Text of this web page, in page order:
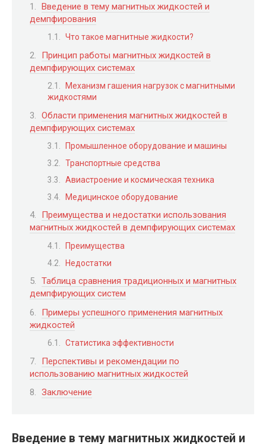
Введение в тему магнитных жидкостей и
демпфирования
Что такое магнитные жидкости?
Принцип работы магнитных жидкостей в
демпфирующих системах
Механизм гашения нагрузок с магнитными
жидкостями
Области применения магнитных жидкостей в
демпфирующих системах
Промышленное оборудование и машины
Транспортные средства
Авиастроение и космическая техника
Медицинское оборудование
Преимущества и недостатки использования
магнитных жидкостей в демпфирующих системах
Преимущества
Недостатки
Таблица сравнения традиционных и магнитных
демпфирующих систем
Примеры успешного применения магнитных
жидкостей
Статистика эффективности
Перспективы и рекомендации по
использованию магнитных жидкостей
Заключение
Введение в тему магнитных жидкостей и